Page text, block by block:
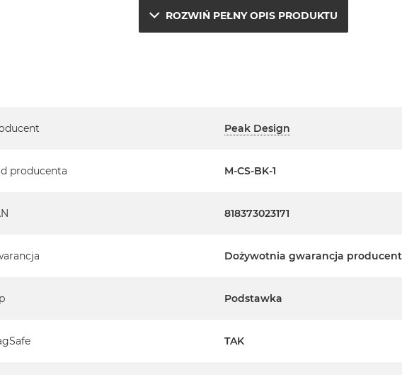
ładowania (15W, 10W, 7,5W, 5W)
wyposażonym w etui Peak Design Mobile lub
nie być możliwe lub optymalne przy użyciu
0,5cm
ROZWIŃ PEŁNY OPIS PRODUKTU
Peak Design
producenta M-CS-BK-1
818373023171
Dożywotnia gwarancja
Podstawka
TAK